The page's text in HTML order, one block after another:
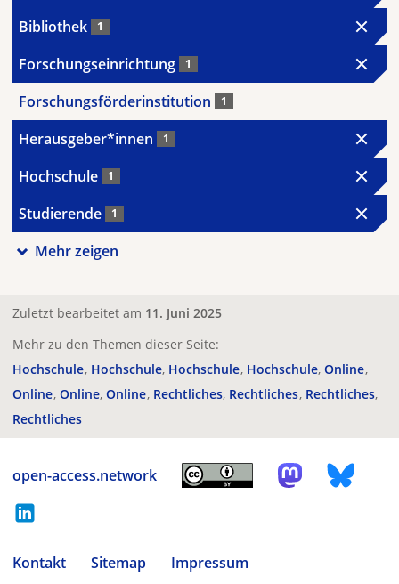
Bibliothek 1
Forschungseinrichtung 1
Forschungsförderinstitution 1
Herausgeber*innen 1
Hochschule 1
Studierende 1
Mehr zeigen
Zuletzt bearbeitet am 11. Juni 2025
Mehr zu den Themen dieser Seite:
Hochschule Hochschule Hochschule Hochschule Online
Online Online Online Rechtliches Rechtliches Rechtliches
Rechtliches
open-access.network
Kontakt Sitemap
Impressum